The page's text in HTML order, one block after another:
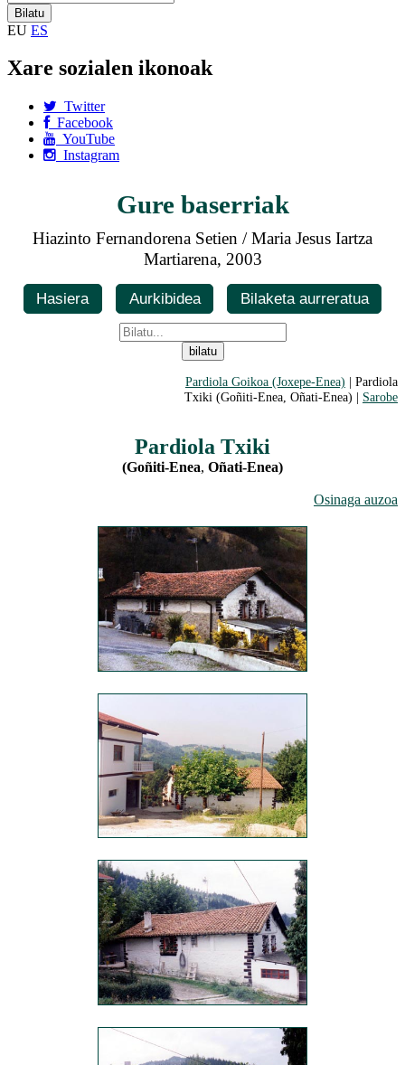
EU ES
Xare sozialen ikonoak
Twitter
Facebook
YouTube
Instagram
Gure baserriak
Hiazinto Fernandorena Setien / Maria Jesus Iartza
Martiarena, 2003
Hasiera Aurkibidea Bilaketa aurreratua
Pardiola Goikoa (Joxepe-Enea) | Pardiola
Txiki (Goñiti-Enea, Oñati-Enea) | Sarobe
Pardiola Txiki
(Goñiti-Enea, Oñati-Enea)
Osinaga auzoa